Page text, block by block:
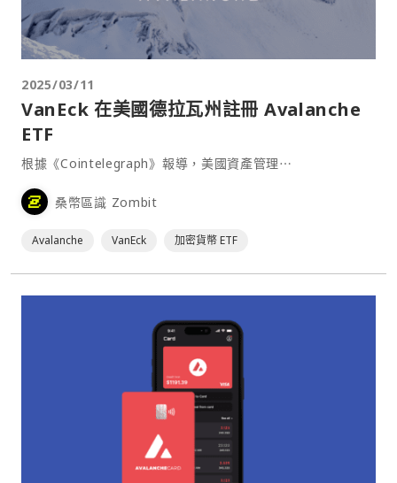
2025/03/11
VanEck 在美國德拉瓦州註冊 Avalanche
ETF
根據《Cointelegraph》報導，美國資產管理⋯
桑幣區識 Zombit
Avalanche VanEck 加密貨幣 ETF